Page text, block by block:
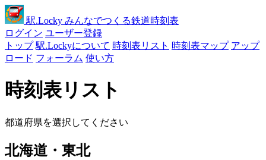
駅.Locky みんなでつくる鉄道時刻表
ログイン ユーザー登録
トップ 駅.Lockyについて 時刻表リスト 時刻表マップ アップ
ロード フォーラム 使い方
時刻表リスト
都道府県を選択してください
北海道・東北